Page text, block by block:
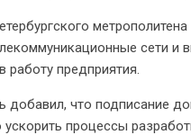
сети и
работу предприятия.
добавил, что подписание
процессы